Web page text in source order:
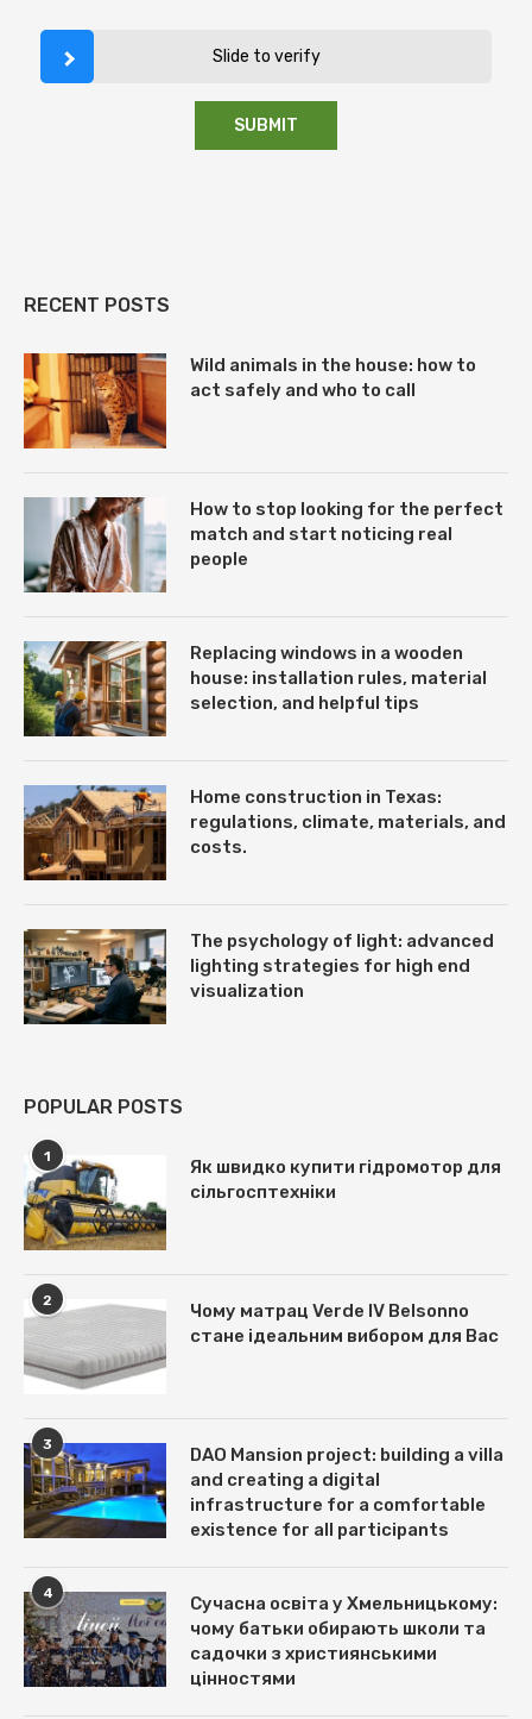
Slide to verify
RECENT POSTS
Wild animals in the house: how to
act safely and who to call
How to stop looking for the perfect
match and start noticing real
people
Replacing windows in a wooden
house: installation rules, material
selection, and helpful tips
Home construction in Texas:
regulations, climate, materials, and
costs.
The psychology of light: advanced
lighting strategies for high end
visualization
POPULAR POSTS
1
Як швидко купити гідромотор для
сільгосптехніки
2
Чому матрац Verde IV Belsonno
стане ідеальним вибором для Вас
3
DAO Mansion project: building a villa
and creating a digital
infrastructure for a comfortable
existence for all participants
4
Сучасна освіта у Хмельницькому:
чому батьки обирають школи та
садочки з християнськими
цінностями